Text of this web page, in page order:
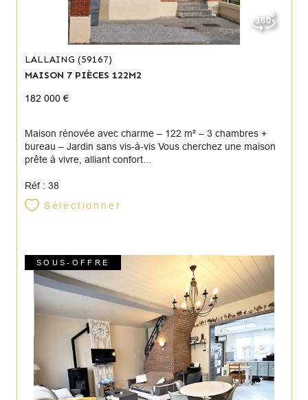
LALLAING (59167)
MAISON 7 PIÈCES 122M2
182 000 €
Maison rénovée avec charme – 122 m² – 3 chambres +
bureau – Jardin sans vis-à-vis Vous cherchez une maison
prête à vivre, alliant confort...
Réf : 38
Sélectionner
SOUS-OFFRE